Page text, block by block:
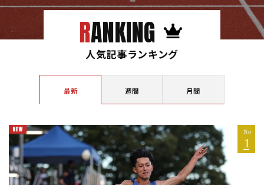
RANKING
人気記事ランキング
最新 週間 月間